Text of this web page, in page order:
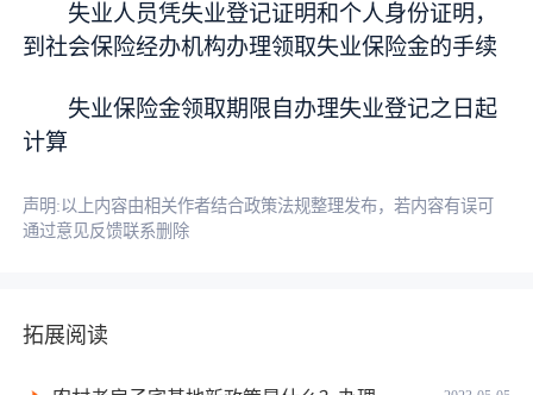
失业人员凭失业登记证明和个人身份证明，
到社会保险经办机构办理领取失业保险金的手续
失业保险金领取期限自办理失业登记之日起
计算
声明:以上内容由相关作者结合政策法规整理发布，若内容有误可
通过意见反馈联系删除
拓展阅读